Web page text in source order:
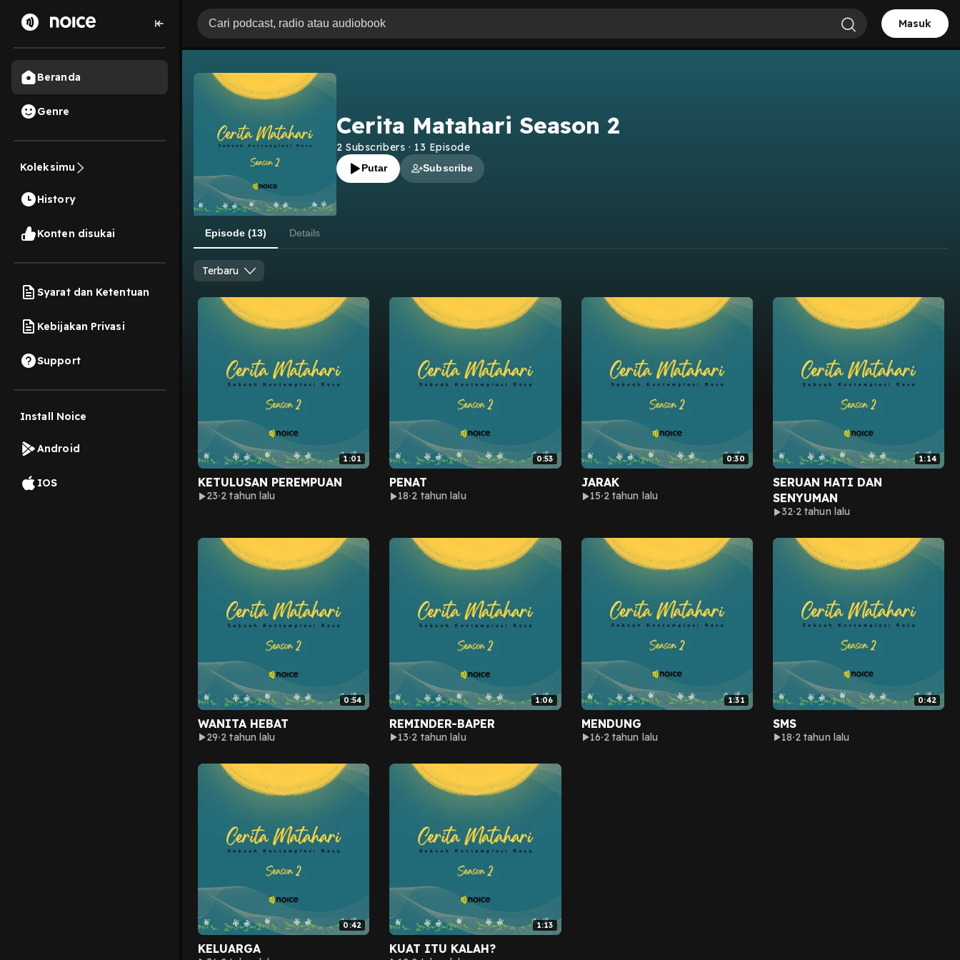
Beranda
Genre
Koleksimu
History
Konten disukai
Syarat dan Ketentuan
Kebijakan Privasi
Support
Install Noice
Android
IOS
Masuk
Cerita Matahari Season 2
2 Subscribers · 13 Episode
Putar Subscribe
Episode (13) Details
Terbaru
1:01
KETULUSAN PEREMPUAN
23 2 tahun lalu
0:53
PENAT
18 2 tahun lalu
0:30
JARAK
15 2 tahun lalu
1:14
SERUAN HATI DAN
SENYUMAN
32 2 tahun lalu
0:54
WANITA HEBAT
29 2 tahun lalu
1:06
REMINDER-BAPER
13 2 tahun lalu
1:31
MENDUNG
16 2 tahun lalu
0:42
SMS
18 2 tahun lalu
0:42
KELUARGA
1:13
KUAT ITU KALAH?